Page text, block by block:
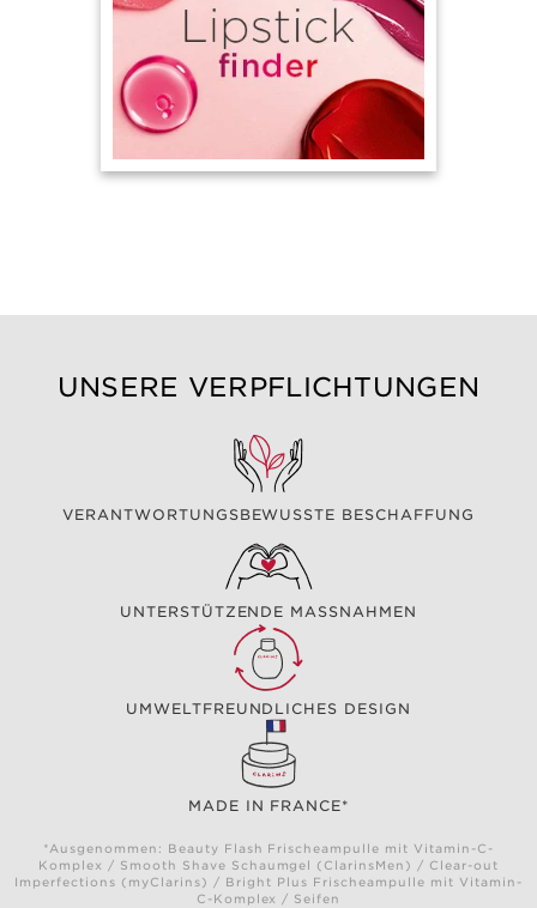
UNSERE VERPFLICHTUNGEN
VERANTWORTUNGSBEWUSSTE BESCHAFFUNG
UNTERSTÜTZENDE MASSNAHMEN
UMWELTFREUNDLICHES DESIGN
MADE IN FRANCE*
*Ausgenommen: Beauty Flash Frischeampulle mit Vitamin-C-
Komplex / Smooth Shave Schaumgel (ClarinsMen) / Clear-out
Imperfections (myClarins) / Bright Plus Frischeampulle mit Vitamin-
C-Komplex / Seifen